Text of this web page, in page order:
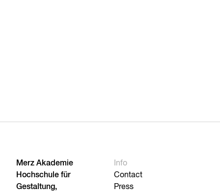
Merz Akademie
Hochschule für
Gestaltung,
Info
Contact
Press